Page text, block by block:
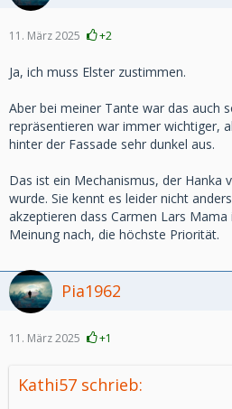
11. März 2025 +2
Ja, ich muss Elster zustimmen.
Aber bei meiner Tante war das auch
repräsentieren war immer wichtiger,
hinter der Fassade sehr dunkel aus.
Das ist ein Mechanismus, der Hanka
wurde. Sie kennt es leider nicht
akzeptieren dass Carmen Lars
Meinung nach, die höchste Priorität.
Pia1962
11. März 2025 +1
Kathi57 schrieb: